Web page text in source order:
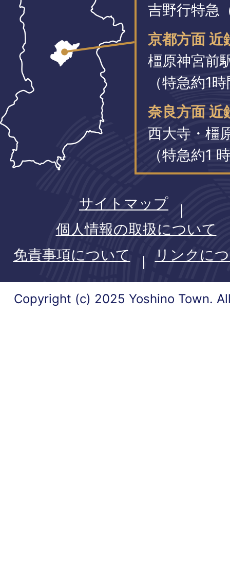
吉野行特急
京都方面 近
橿原神宮前
（特急約1
奈良方面 近
西大寺・橿
（特急約1
サイトマップ
個人情報の取扱について
免責事項について
リンクに
Copyright (c) 2025 Yoshino Town.